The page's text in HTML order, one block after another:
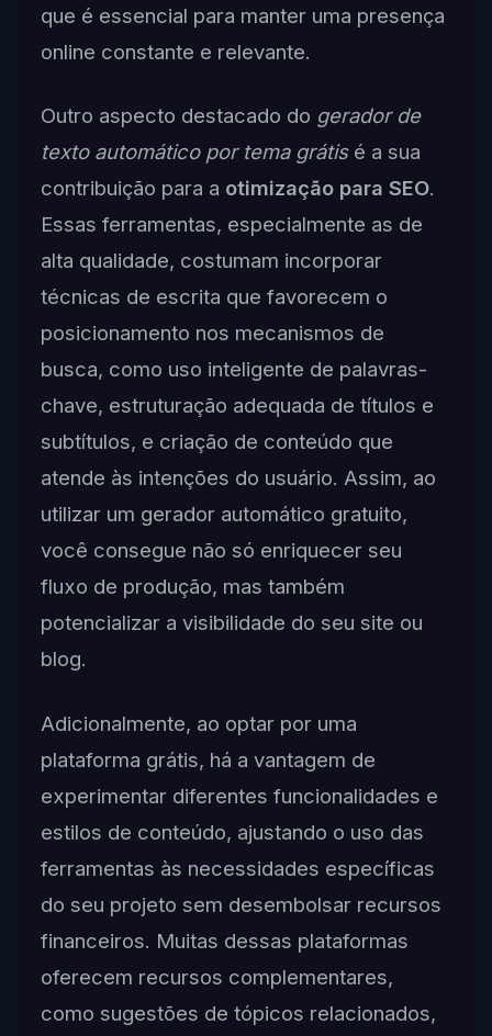
que é essencial para manter uma presença
online constante e relevante.
Outro aspecto destacado do gerador de
texto automático por tema grátisé a sua
contribuição para a otimização para SEO.
Essas ferramentas, especialmente as de
alta qualidade, costumam incorporar
técnicas de escrita que favorecem o
posicionamento nos mecanismos de
busca, como uso inteligente de palavras-
chave, estruturação adequada de títulos e
subtítulos, e criação de conteúdo que
atende às intenções do usuário. Assim, ao
utilizar um gerador automático gratuito,
você consegue não só enriquecer seu
fluxo de produção, mas também
potencializar a visibilidade do seu site ou
blog.
Adicionalmente, ao optar por uma
plataforma grátis, há a vantagem de
experimentar diferentes funcionalidades e
estilos de conteúdo, ajustando o uso das
ferramentas às necessidades específicas
do seu projeto sem desembolsar recursos
financeiros. Muitas dessas plataformas
oferecem recursos complementares,
como sugestões de tópicos relacionados,